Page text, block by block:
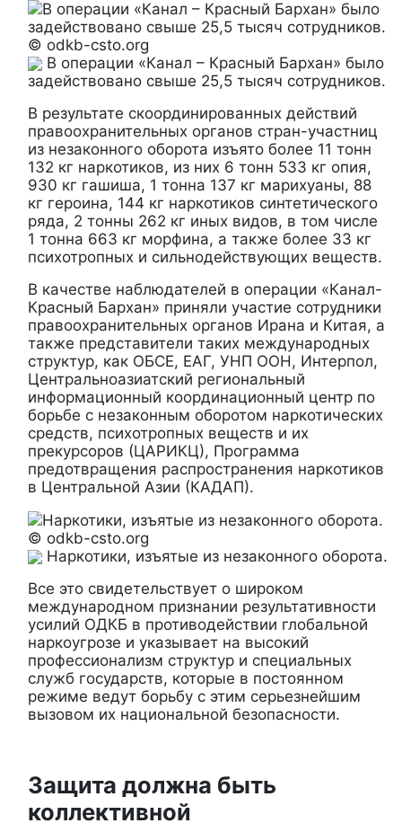
© odkb-csto.org
В операции «Канал – Красный Бархан» было
задействовано свыше 25,5 тысяч сотрудников.
В результате скоординированных действий
правоохранительных органов стран-участниц
из незаконного оборота изъято более 11 тонн
132 кг наркотиков, из них 6 тонн 533 кг опия,
930 кг гашиша, 1 тонна 137 кг марихуаны, 88
кг героина, 144 кг наркотиков синтетического
ряда, 2 тонны 262 кг иных видов, в том числе
1 тонна 663 кг морфина, а также более 33 кг
психотропных и сильнодействующих веществ.
В качестве наблюдателей в операции «Канал-
Красный Бархан» приняли участие сотрудники
правоохранительных органов Ирана и Китая, а
также представители таких международных
структур, как ОБСЕ, ЕАГ, УНП ООН, Интерпол,
Центральноазиатский региональный
информационный координационный центр по
борьбе с незаконным оборотом наркотических
средств, психотропных веществ и их
прекурсоров (ЦАРИКЦ), Программа
предотвращения распространения наркотиков
в Центральной Азии (КАДАП).
© odkb-csto.org
Наркотики, изъятые из незаконного оборота.
Все это свидетельствует о широком
международном признании результативности
усилий ОДКБ в противодействии глобальной
наркоугрозе и указывает на высокий
профессионализм структур и специальных
служб государств, которые в постоянном
режиме ведут борьбу с этим серьезнейшим
вызовом их национальной безопасности.
Защита должна быть
коллективной